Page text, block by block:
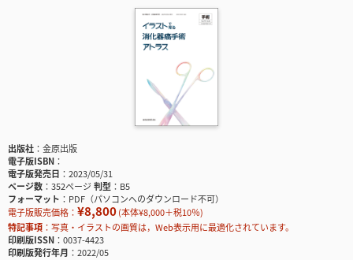
出版社
金原出版
電子版ISBN
電子版発売日
2023/05/31
ページ数
352ページ判型
B5
フォーマット
PDF（パソコンへのダウンロード不可）
電子版販売価格： ¥8,800(本体¥8,000＋税10％)
特記事項
写真・イラストの画質は，Web表示用に最適化されています。
印刷版ISSN
0037-4423
印刷版発行年月
2022/05